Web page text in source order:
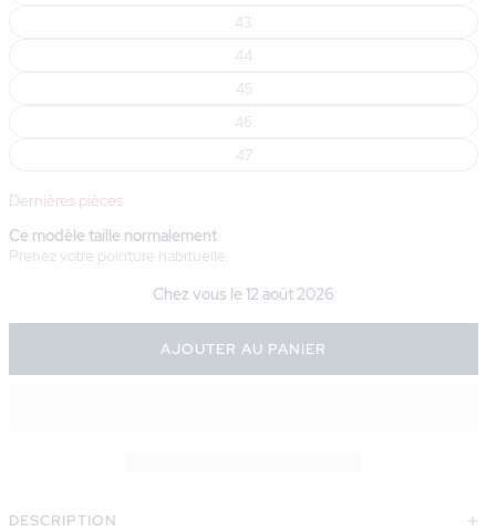
43
44
45
46
47
Dernières pièces
Ce modèle taille normalement
Prenez votre pointure habituelle.
Chez vous le12 août 2026
AJOUTER AU PANIER
DESCRIPTION